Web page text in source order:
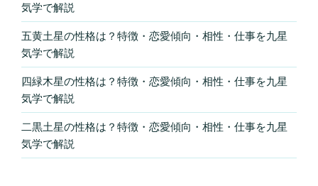
気学で解説
五黄土星の性格は？特徴・恋愛傾向・相性・仕事を九星
気学で解説
四緑木星の性格は？特徴・恋愛傾向・相性・仕事を九星
気学で解説
二黒土星の性格は？特徴・恋愛傾向・相性・仕事を九星
気学で解説